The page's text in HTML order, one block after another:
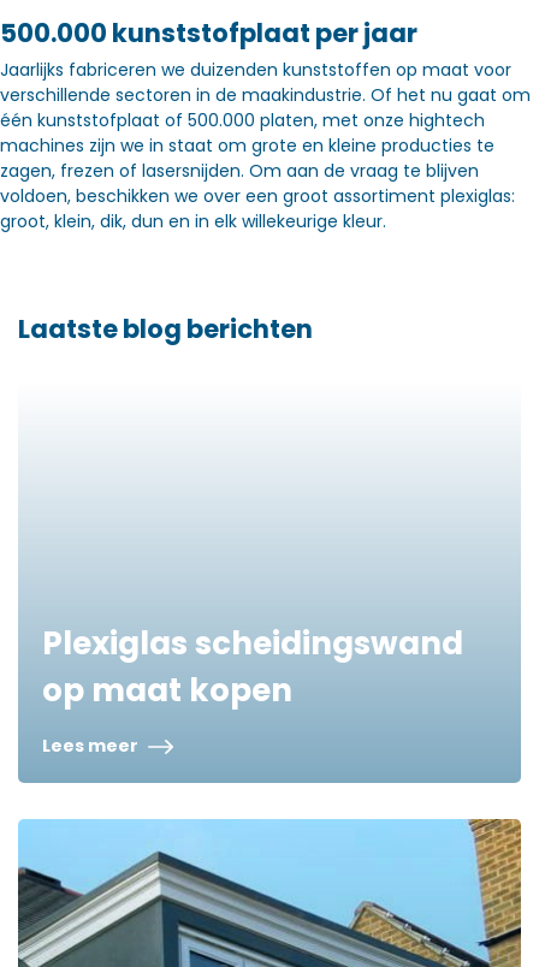
500.000 kunststofplaat per jaar
Jaarlijks fabriceren we duizenden kunststoffen op maat voor
verschillende sectoren in de maakindustrie. Of het nu gaat om
één kunststofplaat of 500.000 platen, met onze hightech
machines zijn we in staat om grote en kleine producties te
zagen, frezen of lasersnijden. Om aan de vraag te blijven
voldoen, beschikken we over een groot assortiment plexiglas:
groot, klein, dik, dun en in elk willekeurige kleur.
Laatste blog berichten
Plexiglas scheidingswand
op maat kopen
Lees meer